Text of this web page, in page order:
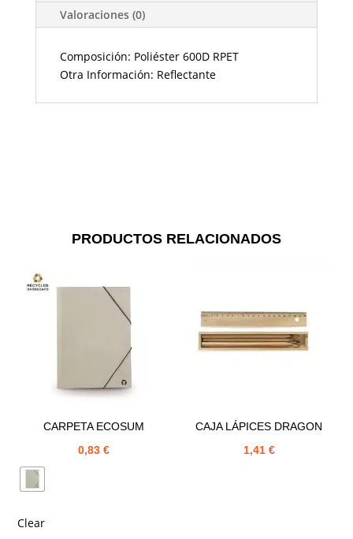
Valoraciones (0)
Composición: Poliéster 600D RPET
Otra Información: Reflectante
PRODUCTOS RELACIONADOS
CARPETA ECOSUM
0,83€
Clear
CAJA LÁPICES DRAGON
1,41 €